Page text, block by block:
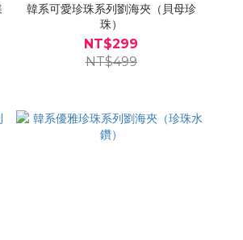
韓系可愛珍珠系列劉海夾（貝母珍
珠）
NT$299
NT$499